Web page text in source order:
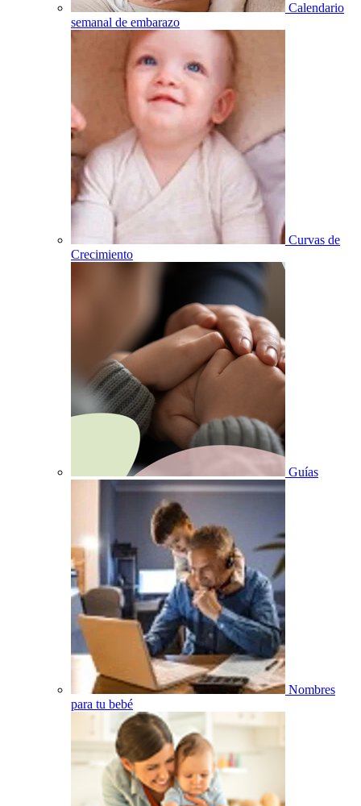
Calendario
semanal de embarazo
Curvas de
Crecimiento
Guías
Nombres
para tu bebé